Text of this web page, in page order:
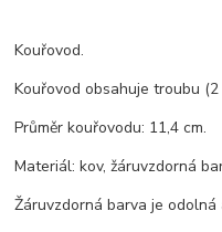
Kouřovod.
Kouřovod obsahuje troubu
Průměr kouřovodu: 11,4 cm.
Materiál: kov, žáruvzdorná
Žáruvzdorná barva je odolná